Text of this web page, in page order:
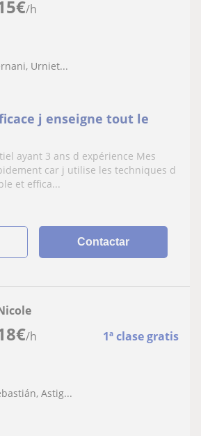
€/h
Urniet...
j enseigne tout le
ayant 3 ans d expérience Mes
car j utilise les techniques d
et effica...
Contactar
€/h 1ª clase gratis
Astig...